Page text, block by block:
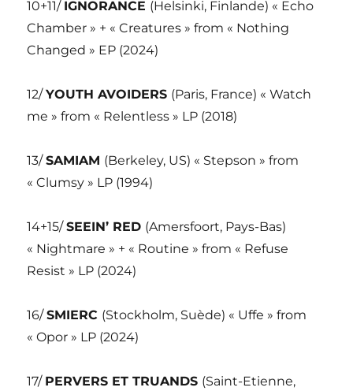
10+11/ IGNORANCE (Helsinki, Finlande) « Echo
Chamber » + « Creatures » from « Nothing
Changed » EP (2024)
12/YOUTH AVOIDERS (Paris, France) « Watch
me » from « Relentless » LP (2018)
13/SAMIAM (Berkeley, US) « Stepson » from
« Clumsy » LP (1994)
14+15/SEEIN’ RED (Amersfoort, Pays-Bas)
« Nightmare » + « Routine » from « Refuse
Resist » LP (2024)
16/SMIERC (Stockholm, Suède) « Uffe » from
« Opor » LP (2024)
17/ PERVERS ET TRUANDS (Saint-Etienne,